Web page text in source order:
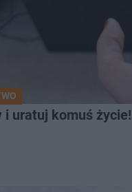
i uratuj komuś